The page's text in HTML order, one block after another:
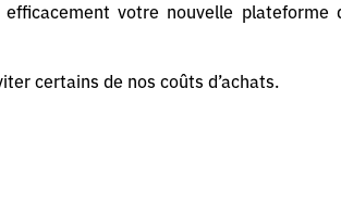
votre nouvelle
certains de nos coûts d’achats.